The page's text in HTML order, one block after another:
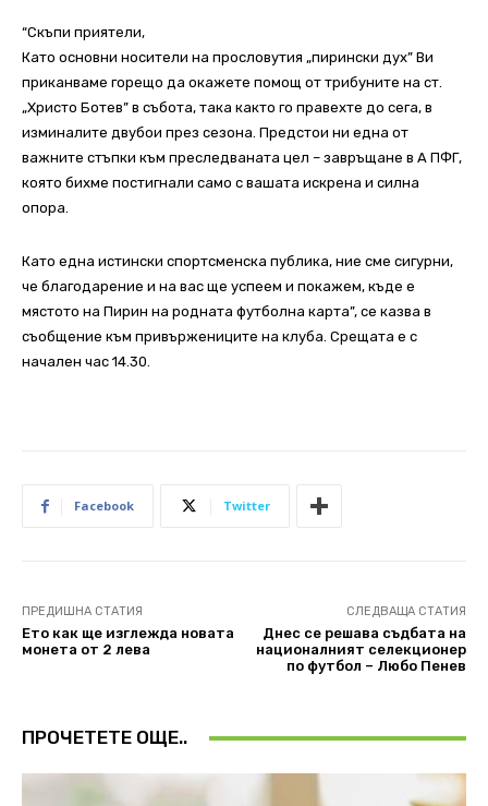
“Скъпи приятели,
Като основни носители на прословутия „пирински дух” Ви
приканваме горещо да окажете помощ от трибуните на ст.
„Христо Ботев” в събота, така както го правехте до сега, в
изминалите двубои през сезона. Предстои ни една от
важните стъпки към преследваната цел – завръщане в А ПФГ,
която бихме постигнали само с вашата искрена и силна
опора.
Като една истински спортсменска публика, ние сме сигурни,
че благодарение и на вас ще успеем и покажем, къде е
мястото на Пирин на родната футболна карта”, се казва в
съобщение към привържениците на клуба. Срещата е с
начален час 14.30.
Facebook Twitter
ПРЕДИШНА СТАТИЯ
Ето как ще изглежда новата
монета от 2 лева
СЛЕДВАЩА СТАТИЯ
Днес се решава съдбата на
националният селекционер
по футбол – Любо Пенев
ПРОЧЕТЕТЕ ОЩЕ..